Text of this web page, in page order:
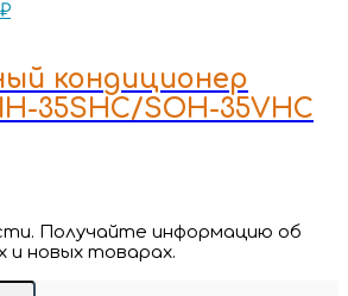
₽
кондиционер
35SHC/SOH-35VHC
Получайте информацию об
и новых товарах.